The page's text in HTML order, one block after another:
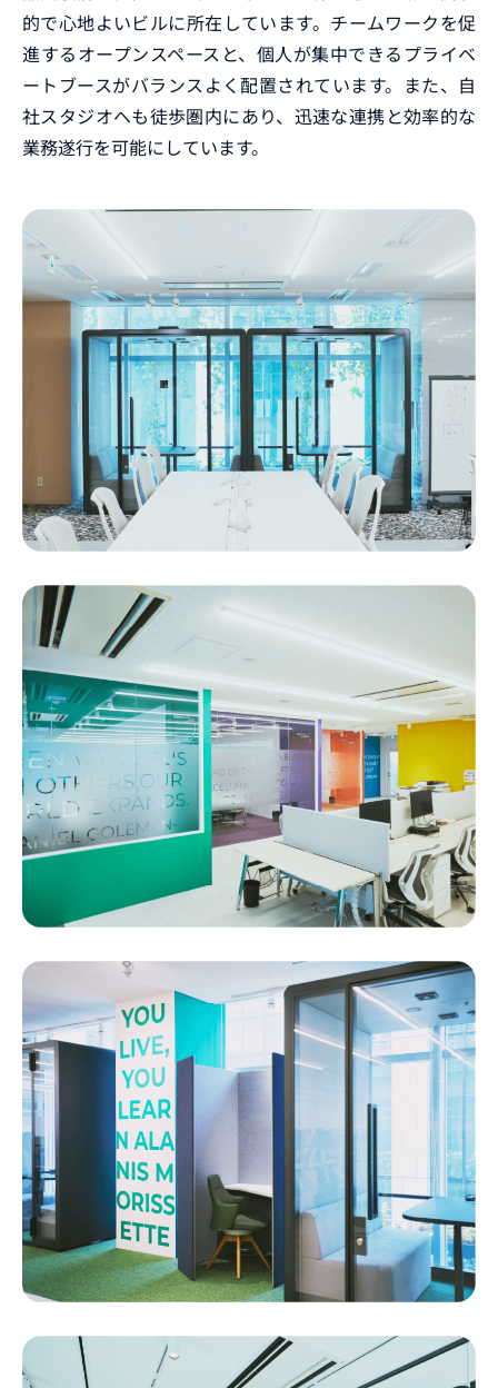
的で心地よいビルに所在しています。チームワークを促
進するオープンスペースと、個人が集中できるプライベ
ートブースがバランスよく配置されています。また、自
社スタジオへも徒歩圏内にあり、迅速な連携と効率的な
業務遂行を可能にしています。